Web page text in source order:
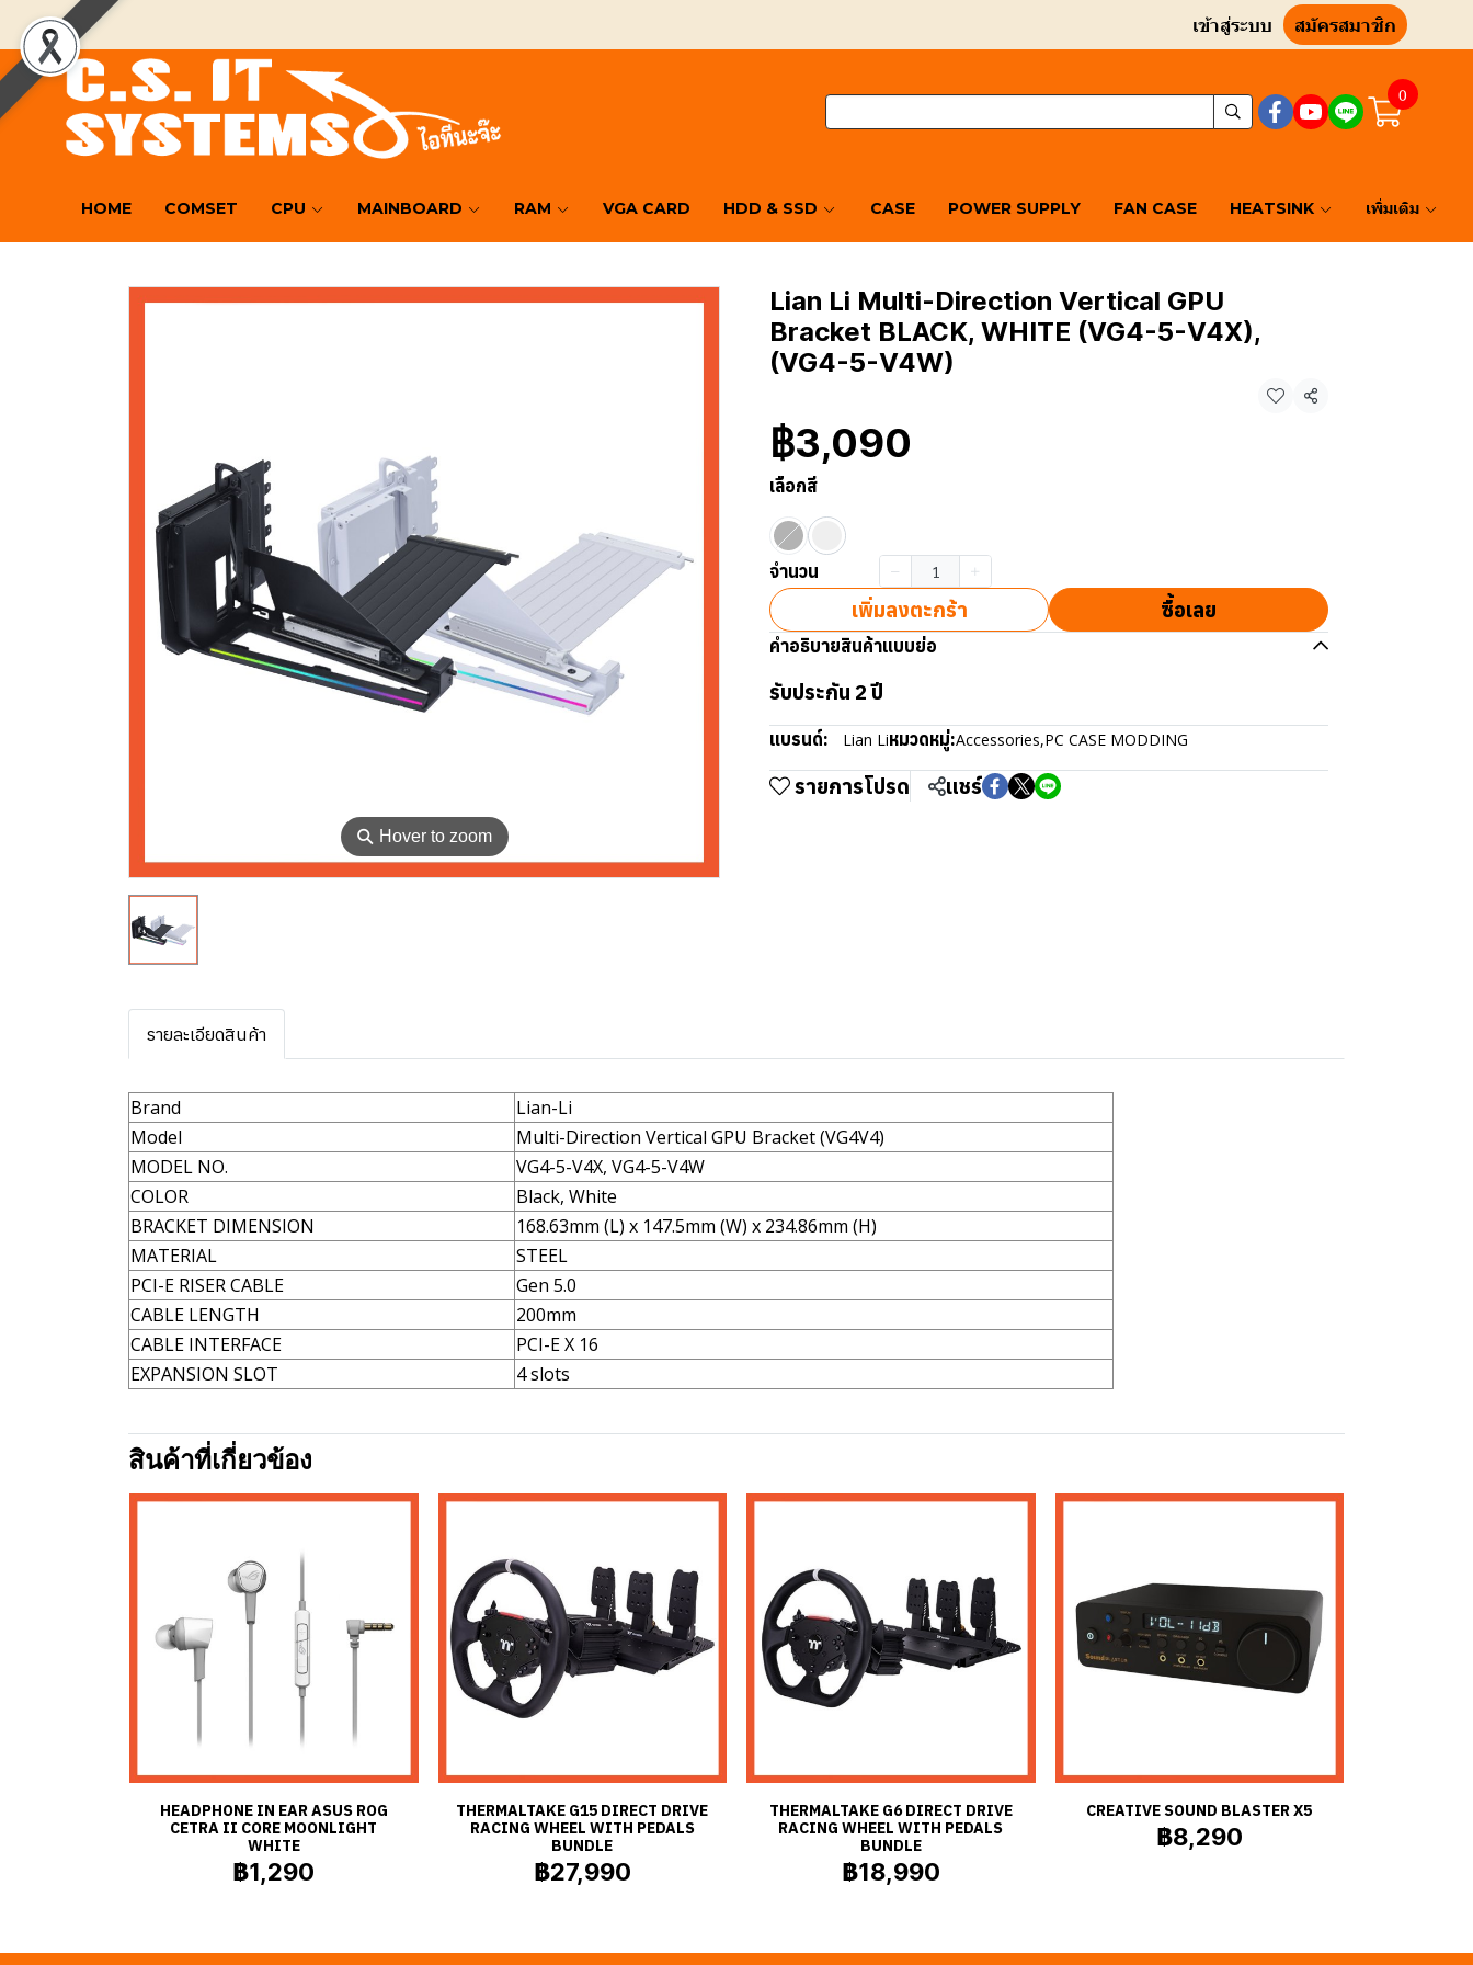
เข้าสู่ระบบ สมัครสมาชิก
0
HOME COMSET CPU MAINBOARD RAM VGA CARD HDD & SSD CASE POWER SUPPLY FAN CASE HEATSINK เพิ่มเติม
⚲ Hover to zoom
Lian Li Multi-Direction Vertical GPU
Bracket BLACK, WHITE (VG4-5-V4X),
(VG4-5-V4W)
แชร์
฿3,090
เลือกสี
จำนวน
เพิ่มลงตะกร้า ซื้อเลย
คำอธิบายสินค้าแบบย่อ
รับประกัน 2 ปี
แบรนด์: Lian Liหมวดหมู่:Accessories,PC CASE MODDING
รายการโปรด แชร์
รายละเอียดสินค้า
Brand
Lian-Li
Model
Multi-Direction Vertical GPU Bracket (VG4V4)
MODEL NO.
VG4-5-V4X, VG4-5-V4W
COLOR
Black, White
BRACKET DIMENSION
168.63mm (L) x 147.5mm (W) x 234.86mm (H)
MATERIAL
STEEL
PCI-E RISER CABLE
Gen 5.0
CABLE LENGTH
200mm
CABLE INTERFACE
PCI-E X 16
EXPANSION SLOT
4 slots
สินค้าที่เกี่ยวข้อง
HEADPHONE IN EAR ASUS ROG
CETRA II CORE MOONLIGHT
WHITE
฿1,290
THERMALTAKE G15 DIRECT DRIVE
RACING WHEEL WITH PEDALS
BUNDLE
฿27,990
THERMALTAKE G6 DIRECT DRIVE
RACING WHEEL WITH PEDALS
BUNDLE
฿18,990
CREATIVE SOUND BLASTER X5
฿8,290